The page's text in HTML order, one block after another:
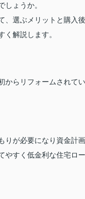
ょうか。
選ぶメリットと購入
く解説します。
からリフォームされて
が必要になり資金計
やすく低金利な住宅ロ